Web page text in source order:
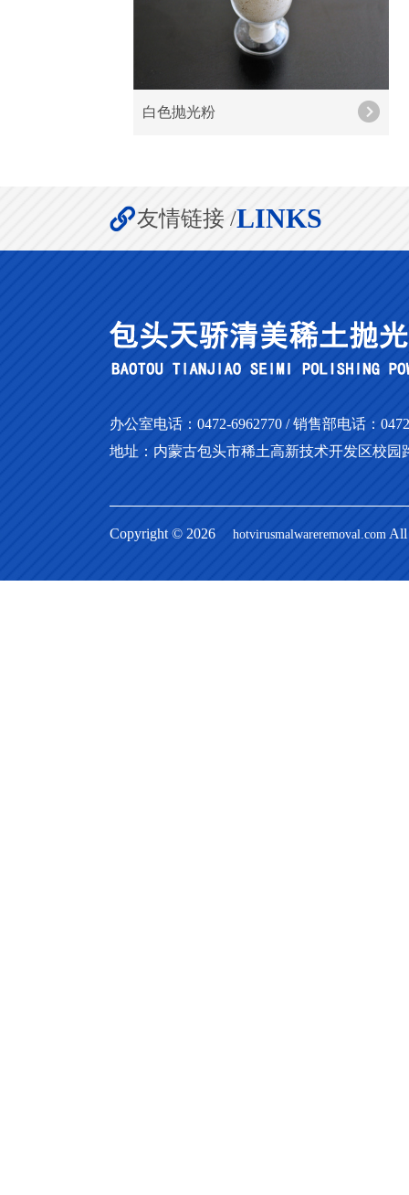
白色抛光粉
友情链接 /LINKS
办公室电话：0472-6962770 / 销售部电话：
地址：内蒙古包头市稀土高新技术开发区校园
Copyright © 2026 hotvirusmalwareremoval.com All